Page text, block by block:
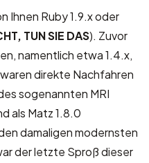
Ihnen Ruby 1.9.x oder
TUN SIE DAS). Zuvor
namentlich etwa 1.4.x,
direkte Nachfahren
sogenannten MRI
als Matz 1.8.0
damaligen modernsten
der letzte Sproß dieser